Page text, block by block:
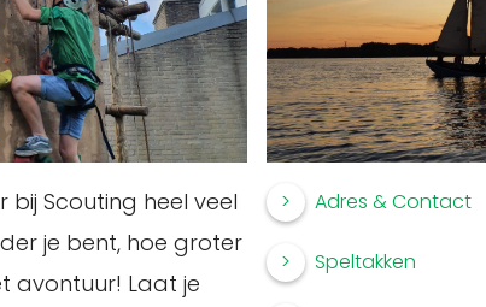
bij Scouting heel veel
je bent, hoe groter
avontuur! Laat je
Adres & Contact
Speltakken